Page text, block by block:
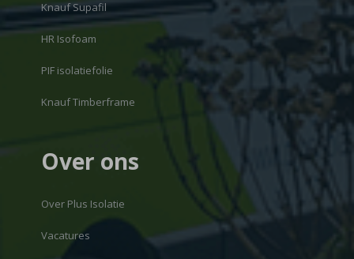
Knauf Supafil
HR Isofoam
PIF isolatiefolie
Knauf Timberframe
Over ons
Over Plus Isolatie
Vacatures